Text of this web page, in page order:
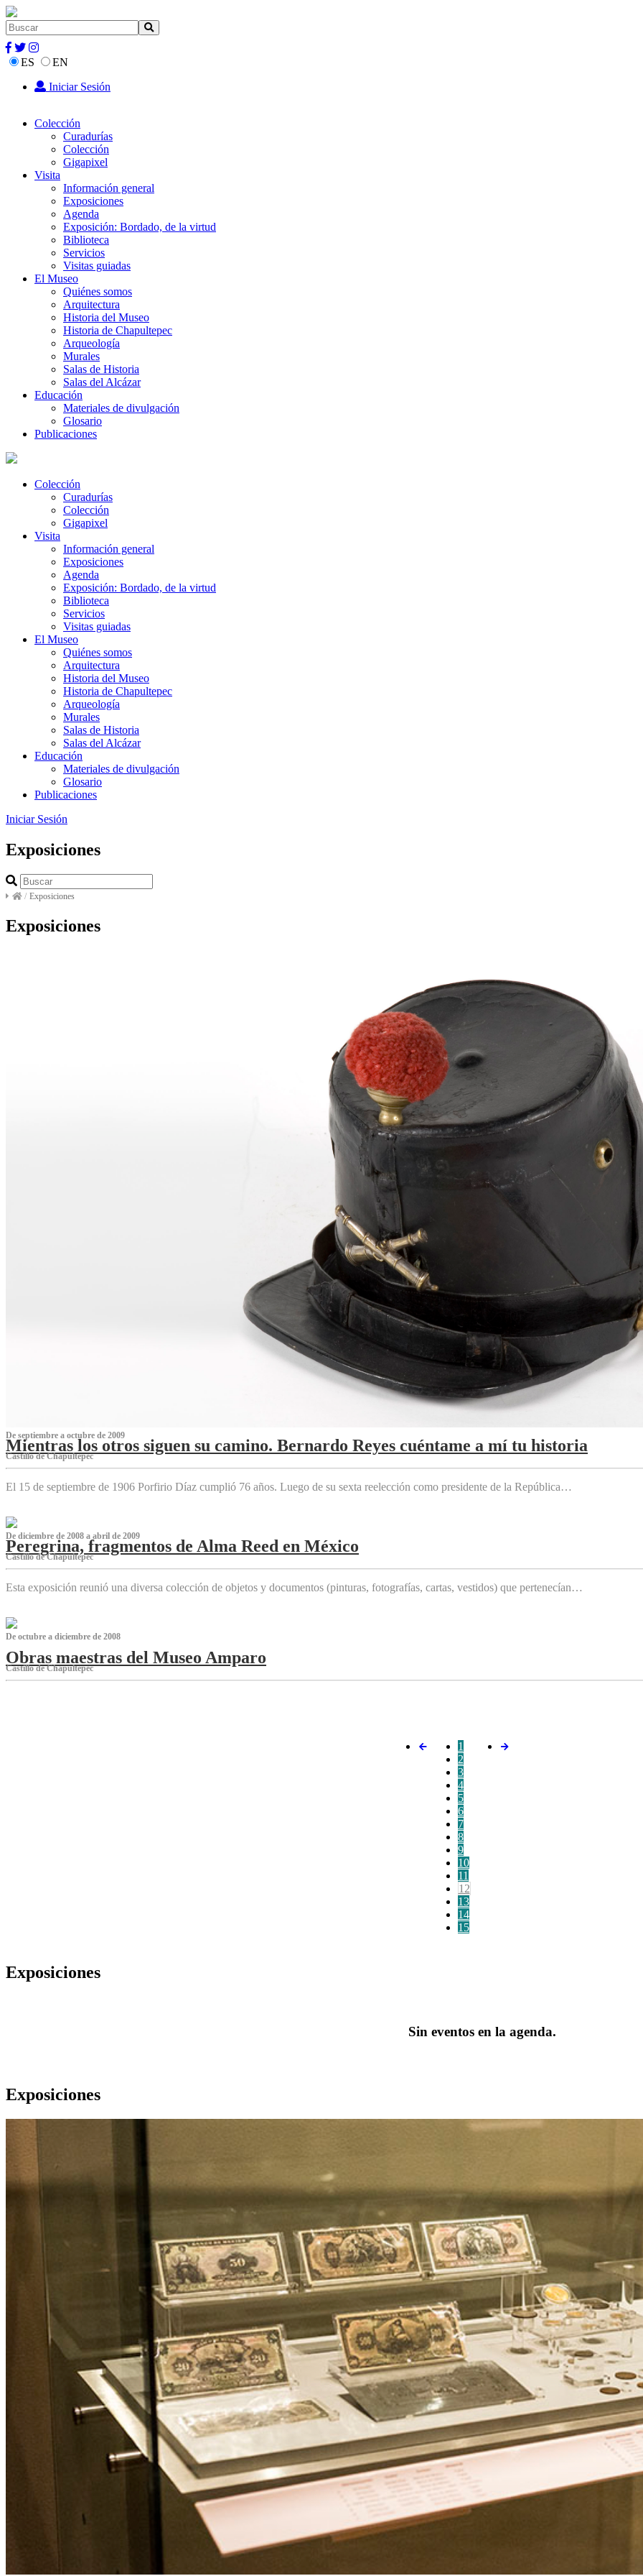
ES
EN
Iniciar Sesión
Colección
Curadurías
Colección
Gigapixel
Visita
Información general
Exposiciones
Agenda
Exposición: Bordado, de la virtud
Biblioteca
Servicios
Visitas guiadas
El Museo
Quiénes somos
Arquitectura
Historia del Museo
Historia de Chapultepec
Arqueología
Murales
Salas de Historia
Salas del Alcázar
Educación
Materiales de divulgación
Glosario
Publicaciones
Colección
Curadurías
Colección
Gigapixel
Visita
Información general
Exposiciones
Agenda
Exposición: Bordado, de la virtud
Biblioteca
Servicios
Visitas guiadas
El Museo
Quiénes somos
Arquitectura
Historia del Museo
Historia de Chapultepec
Arqueología
Murales
Salas de Historia
Salas del Alcázar
Educación
Materiales de divulgación
Glosario
Publicaciones
Iniciar Sesión
Exposiciones
/ Exposiciones
Exposiciones
De septiembre a octubre de 2009
Mientras los otros siguen su camino. Bernardo Reyes cuéntame a mí tu historia
Castillo de Chapultepec
El 15 de septiembre de 1906 Porfirio Díaz cumplió 76 años. Luego de su sexta reelección como presidente de la República…
De diciembre de 2008 a abril de 2009
Peregrina, fragmentos de Alma Reed en México
Castillo de Chapultepec
Esta exposición reunió una diversa colección de objetos y documentos (pinturas, fotografías, cartas, vestidos) que pertenecían…
De octubre a diciembre de 2008
Obras maestras del Museo Amparo
Castillo de Chapultepec
1
2
3
4
5
6
7
8
9
10
11
12
13
14
15
Exposiciones
Sin eventos en la agenda.
Exposiciones